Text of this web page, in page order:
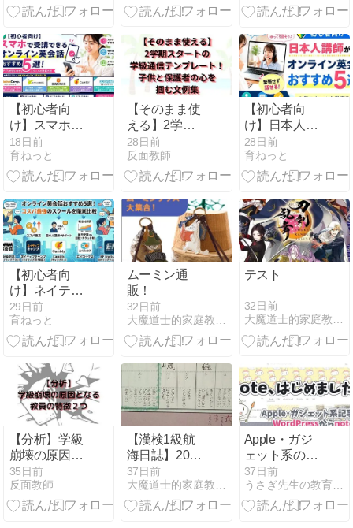
法項目別全授
全アクティビ
ティ最新
け完全ガイド
【初心者向
け】スマホで
受講できるオ
ンライン英会
話おすすめ5
アプリが使い
やすいスクー
ルを徹底比較
18日前
育ねっと
【そのまま使
える】2学期
スタートの学
級通信テンプ
レート！子供
を掴む文例集
28日前
反面教師
【初心者向
け】日本人講
師がいるオン
ライン英会話
おすすめ5
話せる人気ス
クールを徹底
比較
28日前
育ねっと
【初心者向
け】ネイティ
ブ講師と話せ
るオンライン
英会話おすす
パ最強のスク
ールを徹底比
較
29日前
育ねっと
ムーミン通
販！
32日前
大魔道士的家庭教師logic英語航海日誌☆
テスト
32日前
大魔道士的家庭教師Lの現代文航海日誌
【分析】学級
崩壊の原因と
なる教員の特
徴２つ
35日前
反面教師
【漢検1級航
海日誌】2022
年05月01日、
亀仙人の鼻血
ブーから「は
37日前
大魔道士的家庭教師Lの現代文航海日誌
Apple・ガジ
ェット系の記
事をnoteにお
引越ししま
す！
37日前
うさぎ先生の教育ひきだし